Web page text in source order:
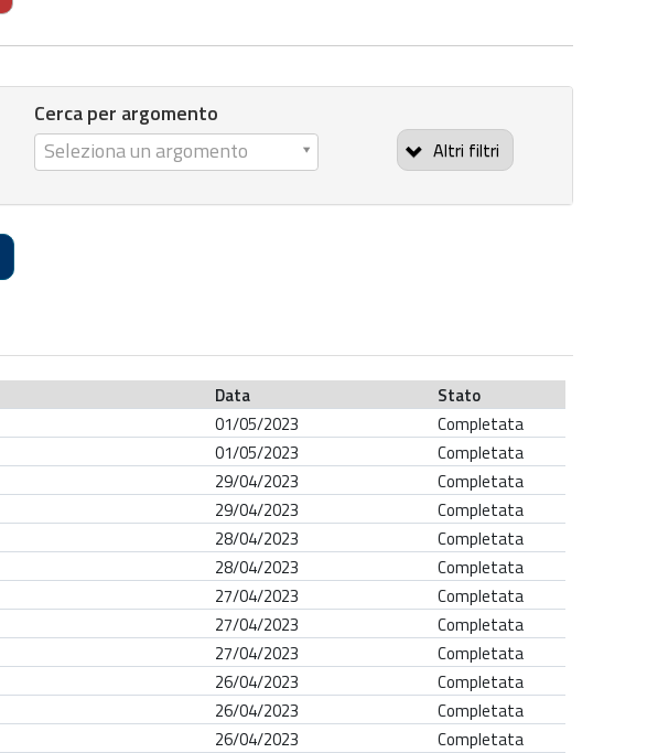
Cerca per argomento
Seleziona un argomento
e
r
r
a
r
g
o
m
Altri filtri
Data
Stato
01/05/2023
Completata
01/05/2023
Completata
29/04/2023
Completata
29/04/2023
Completata
28/04/2023
Completata
28/04/2023
Completata
27/04/2023
Completata
27/04/2023
Completata
27/04/2023
Completata
26/04/2023
Completata
26/04/2023
Completata
26/04/2023
Completata